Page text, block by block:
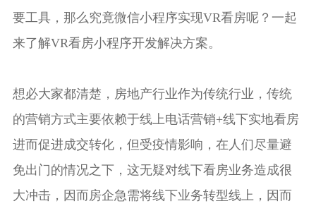
要工具，那么究竟微信小程序实现VR看房呢？一起
来了解VR看房小程序开发解决方案。
想必大家都清楚，房地产行业作为传统行业，传统
的营销方式主要依赖于线上电话营销+线下实地看房
进而促进成交转化，但受疫情影响，在人们尽量避
免出门的情况之下，这无疑对线下看房业务造成很
大冲击，因而房企急需将线下业务转型线上，因而